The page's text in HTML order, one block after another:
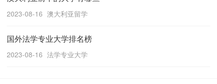
2023-08-16 澳大利亚留学
国外法学专业大学排名榜
2023-08-16 法学专业大学